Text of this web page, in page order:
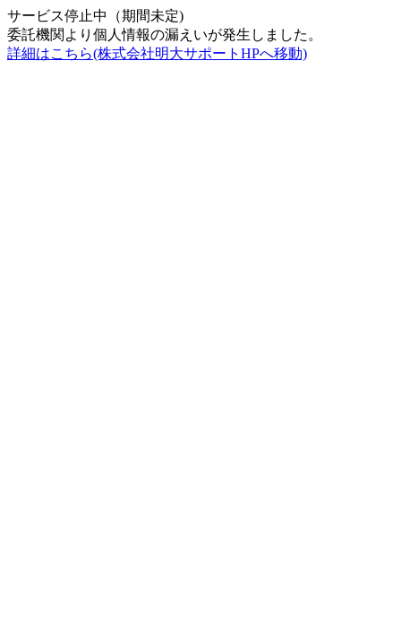
サービス停止中（期間未定)
委託機関より個人情報の漏えいが発生しました。
詳細はこちら(株式会社明大サポートHPへ移動)